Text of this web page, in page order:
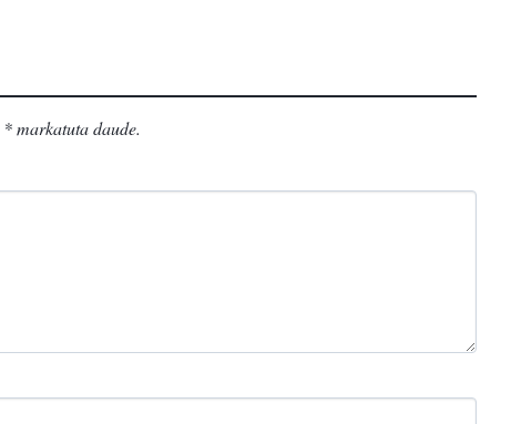
*markatuta daude.